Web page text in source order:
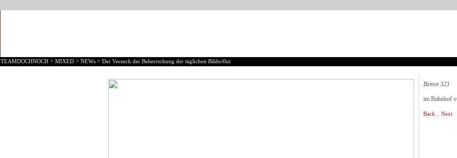
TEAMDOCHNOCH > MIXED > NEWs > Der Versuch der Beherrschung der täglichen Bilderflut
Bzmot 323
im Bahnhof
Back . Next